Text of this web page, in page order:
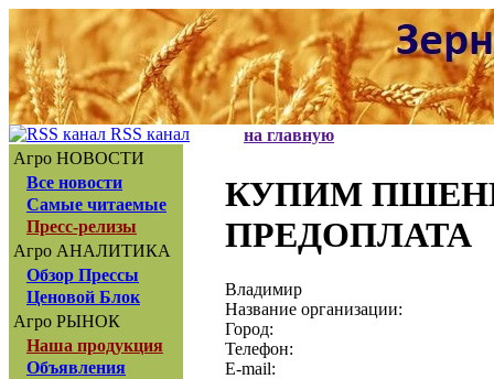
RSS канал
Агро НОВОСТИ
Все новости
Самые читаемые
Пресс-релизы
Агро АНАЛИТИКА
Обзор Прессы
Ценовой Блок
Агро РЫНОК
Наша продукция
Объявления
на главную
КУПИМ
ПРЕДОПЛАТА
Владимир
Название организации:
Город:
Телефон:
E-mail: